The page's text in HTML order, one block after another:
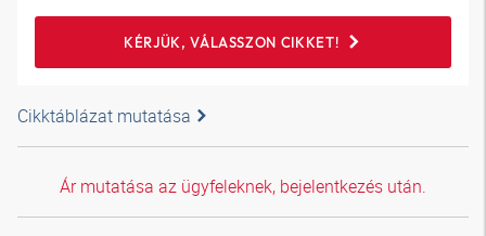
KÉRJÜK, VÁLASSZON CIKKET!
Cikktáblázat mutatása
Ár mutatása az ügyfeleknek, bejelentkezés után.